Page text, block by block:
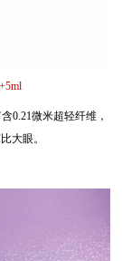
0.21微米超轻纤维，
大眼。